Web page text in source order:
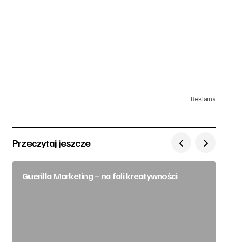
Reklama
Przeczytaj jeszcze
Guerilla Marketing – na fali kreatywności